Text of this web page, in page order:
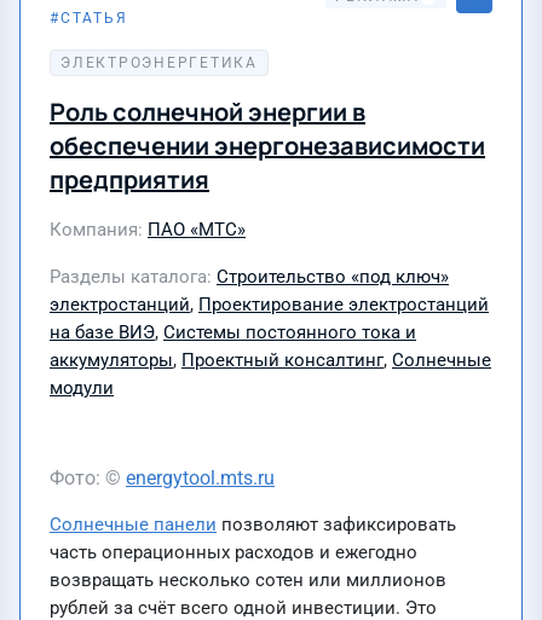
СТАТЬЯ
24 июля 2026
ЭЛЕКТРОЭНЕРГЕТИКА
Роль солнечной энергии в
обеспечении энергонезависимости
предприятия
Компания ПАО «МТС»
Разделы каталога Строительство «под ключ»
электростанций, Проектирование электростанций
на базе ВИЭ, Системы постоянного тока и
аккумуляторы, Проектный консалтинг, Солнечные
модули
Фото: © energytool.mts.ru
Солнечные панели позволяют зафиксировать
часть операционных расходов и ежегодно
возвращать несколько сотен или миллионов
рублей за счёт всего одной инвестиции. Это